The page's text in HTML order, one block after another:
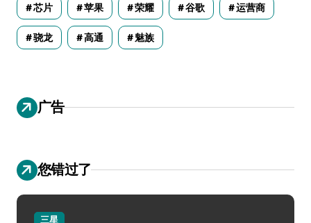
芯片 苹果 荣耀 谷歌 运营商
骁龙 高通 魅族
广告
您错过了
三星